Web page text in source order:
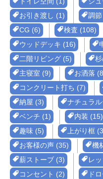
お引き渡し (1)
調
CG (6)
検査 (108)
ウッドデッキ (16)
二階リビング (5)
主寝室 (9)
お洒落
コンクリート打ち (7)
納屋 (3)
ナチュラ
ベンチ (1)
内装 (15)
趣味 (5)
上がり框
お客様の声 (35)
機
薪ストーブ (3)
レ
コンセント (2)
ド